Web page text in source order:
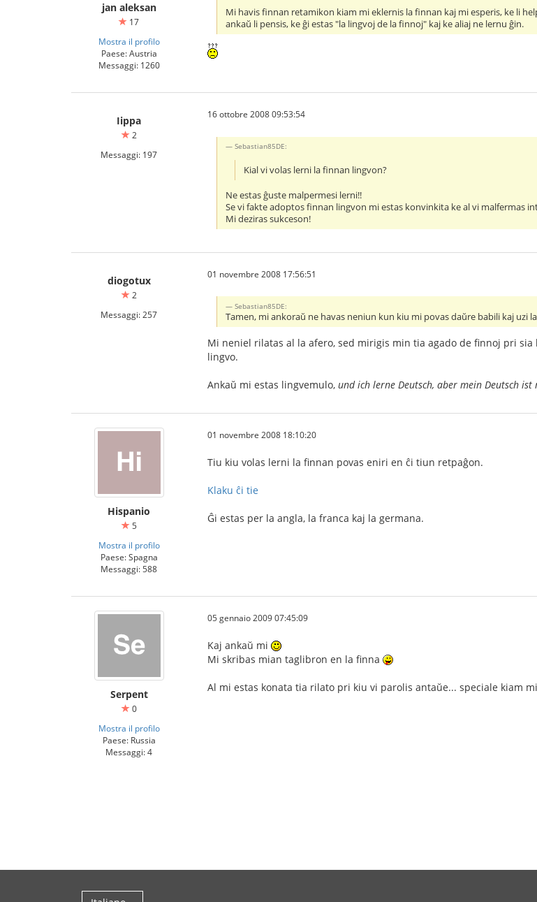
jan aleksan
17
Mostra il profilo
Paese: Austria
Messaggi: 1260
Mi havis finnan retamikon kiam mi eklernis la finnan kaj mi esperis, ke li
ankaŭ li pensis, ke ĝi estas "la lingvoj de la finnoj" kaj ke aliaj ne lernu ĝin.
Iippa
2
Messaggi: 197
16 ottobre 2008 09:53:54
Sebastian85DE:
Kial vi volas lerni la finnan lingvon?
Ne estas ĝuste malpermesi lerni!!
Se vi fakte adoptos finnan lingvon mi estas konvinkita ke al vi malfermas
Mi deziras sukceson!
diogotux
2
Messaggi: 257
01 novembre 2008 17:56:51
Sebastian85DE:
Tamen, mi ankoraŭ ne havas neniun kun kiu mi povas daŭre babili kaj uzi
Mi neniel rilatas al la afero, sed mirigis min tia agado de finnoj pri
lingvo.
Ankaŭ mi estas lingvemulo, und ich lerne Deutsch, aber mein Deutsch ist
Hispanio
5
Mostra il profilo
Paese: Spagna
Messaggi: 588
01 novembre 2008 18:10:20
Tiu kiu volas lerni la finnan povas eniri en ĉi tiun retpaĝon.
Klaku ĉi tie
Ĝi estas per la angla, la franca kaj la germana.
Serpent
0
Mostra il profilo
Paese: Russia
Messaggi: 4
05 gennaio 2009 07:45:09
Kaj ankaŭ mi
Mi skribas mian taglibron en la finna
Al mi estas konata tia rilato pri kiu vi parolis antaŭe... speciale kiam